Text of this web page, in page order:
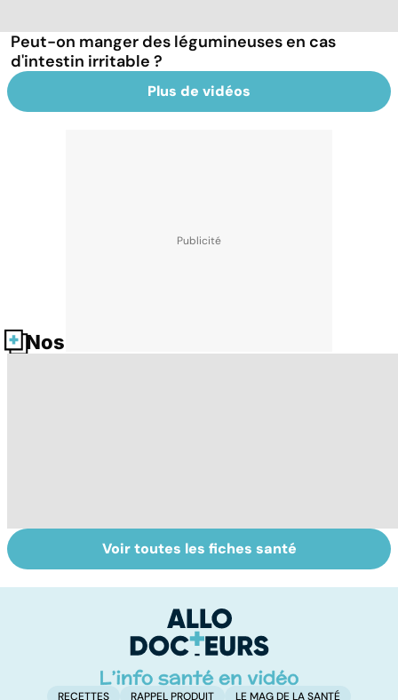
Peut-on manger des légumineuses en cas
d'intestin irritable ?
Plus de vidéos
Nos fiches santé
Tout savoir sur
les infections
Inflammation des
amygdales : que
d'angine ?
Voir toutes les fiches santé
RECETTES RAPPEL PRODUIT LE MAG DE LA SANTÉ